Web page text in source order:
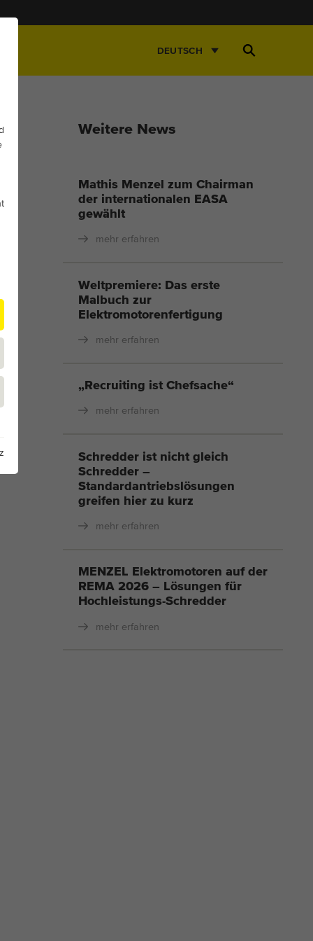
DEUTSCH
Suche
Weitere News
Mathis Menzel zum Chairman
der internationalen EASA
gewählt
mehr erfahren
Weltpremiere: Das erste
Malbuch zur
Elektromotorenfertigung
mehr erfahren
„Recruiting ist Chefsache“
mehr erfahren
Schredder ist nicht gleich
Schredder –
Standardantriebslösungen
greifen hier zu kurz
mehr erfahren
MENZEL Elektromotoren auf der
REMA 2026 – Lösungen für
Hochleistungs-Schredder
mehr erfahren